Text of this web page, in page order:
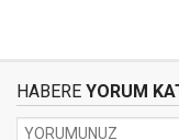
HABERE YORUM